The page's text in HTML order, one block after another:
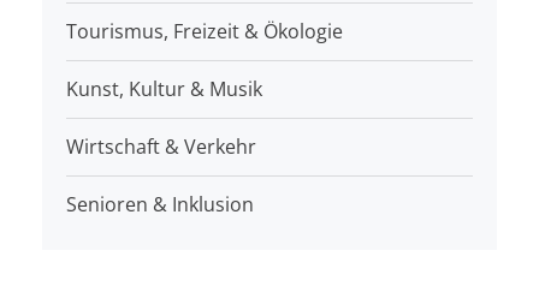
Tourismus, Freizeit & Ökologie
Kunst, Kultur & Musik
Wirtschaft & Verkehr
Senioren & Inklusion